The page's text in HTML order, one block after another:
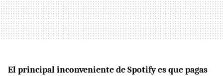
El principal inconveniente de Spotify es que pagas